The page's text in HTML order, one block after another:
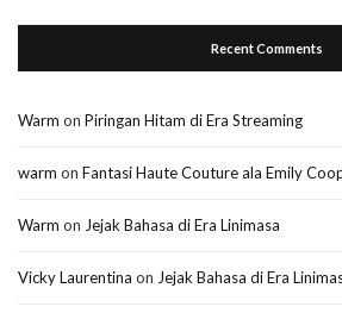
Recent Comments
Warm on Piringan Hitam di Era Streaming
warm on Fantasi Haute Couture ala Emily
Warm on Jejak Bahasa di Era Linimasa
Vicky Laurentina on Jejak Bahasa di Era